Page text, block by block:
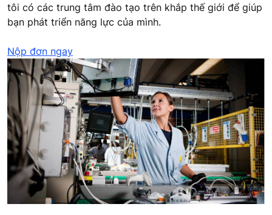
tôi có các trung tâm đào tạo trên khắp thế giới để giúp
bạn phát triển năng lực của mình.
Nộp đơn ngay